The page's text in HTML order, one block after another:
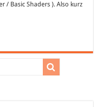
/ Basic Shaders ). Also kurz